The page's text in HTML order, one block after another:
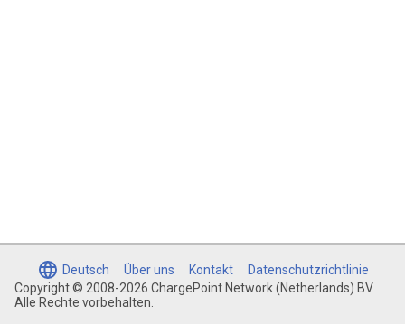
Copyright © 2008-2026 ChargePoint Network (Netherlands) BV
Alle Rechte vorbehalten.
Deutsch Über uns Kontakt Datenschutzrichtlinie